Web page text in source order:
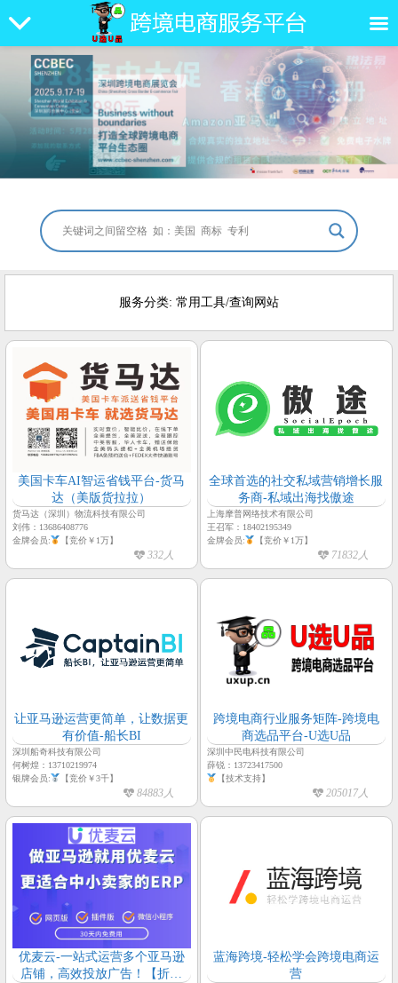
服务分类: 常用工具/查询网站
美国卡车AI智运省钱平台-货马
达（美版货拉拉）
货马达（深圳）物流科技有限公司
刘伟：13686408776
金牌会员:
【竞价￥1万】
332人
全球首选的社交私域营销增长服
务商-私域出海找傲途
上海摩普网络技术有限公司
王召军：18402195349
金牌会员:
【竞价￥1万】
71832人
让亚马逊运营更简单，让数据更
有价值-船长BI
深圳船奇科技有限公司
何树煌：13710219974
银牌会员:
【竞价￥3千】
84883人
跨境电商行业服务矩阵-跨境电
商选品平台-U选U品
深圳中民电科技有限公司
薛锐：13723417500
【技术支持】
205017人
优麦云-一站式运营多个亚马逊
店铺，高效投放广告！【折扣
蓝海跨境-轻松学会跨境电商运
营